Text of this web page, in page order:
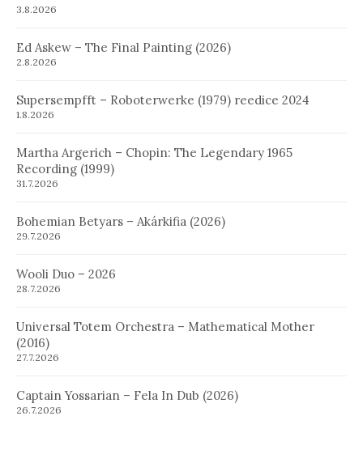
3.8.2026
Ed Askew – The Final Painting (2026)
2.8.2026
Supersempfft – Roboterwerke (1979) reedice 2024
1.8.2026
Martha Argerich – Chopin: The Legendary 1965
Recording (1999)
31.7.2026
Bohemian Betyars – Akárkifia (2026)
29.7.2026
Wooli Duo – 2026
28.7.2026
Universal Totem Orchestra – Mathematical Mother
(2016)
27.7.2026
Captain Yossarian – Fela In Dub (2026)
26.7.2026